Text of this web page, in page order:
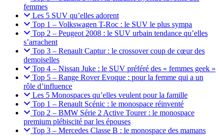
femmes
Les 5 SUV qu’elles adorent
Top 1 – Volkswagen T-Roc : le SUV le plus sympa
Top 2 – Peugeot 2008 : le SUV urbain tendance qu’elles
s’arrachent
Top 3 – Renault Captur : le crossover coup de cœur des
demoiselles
Top 4 – Nissan Juke : le SUV préféré des « femmes geek »
Top 5 – Range Rover Evoque : pour la femme qui a un
rôle d’influence
Les 5 Monospaces qu’elles veulent pour la famille
Top 1 – Renault Scénic : le monospace réinventé
Top 2 – BMW Série 2 Active Tourer : le monospace
premium plébiscité par les épouses
Top 3 – Mercedes Classe B : le monospace des mamans